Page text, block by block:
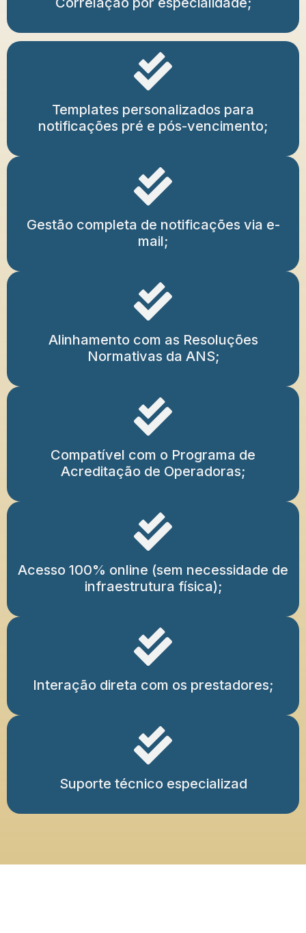
Templates personalizados para
notificações pré e pós-vencimento;
Gestão completa de notificações via e-
mail;
Alinhamento com as Resoluções
Normativas da ANS;
Compatível com o Programa de
Acreditação de Operadoras;
Acesso 100% online (sem necessidade de
infraestrutura física);
Interação direta com os prestadores;
Suporte técnico especializad